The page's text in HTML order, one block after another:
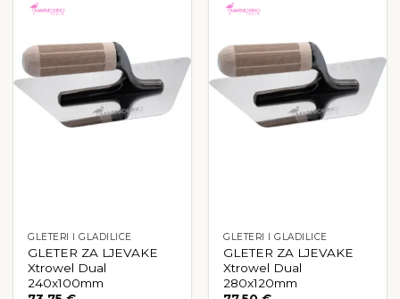
GLETERI I GLADILICE
GLETER ZA LJEVAKE
Xtrowel Dual
240x100mm
GLETERI I GLADILICE
GLETER ZA LJEVAKE
Xtrowel Dual
280x120mm